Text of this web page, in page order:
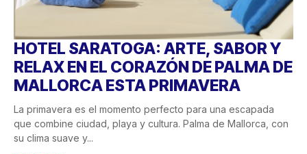
HOTEL SARATOGA: ARTE, SABOR Y
RELAX EN EL CORAZÓN DE PALMA DE
MALLORCA ESTA PRIMAVERA
La primavera es el momento perfecto para una escapada
que combine ciudad, playa y cultura. Palma de Mallorca, con
su clima suave y...